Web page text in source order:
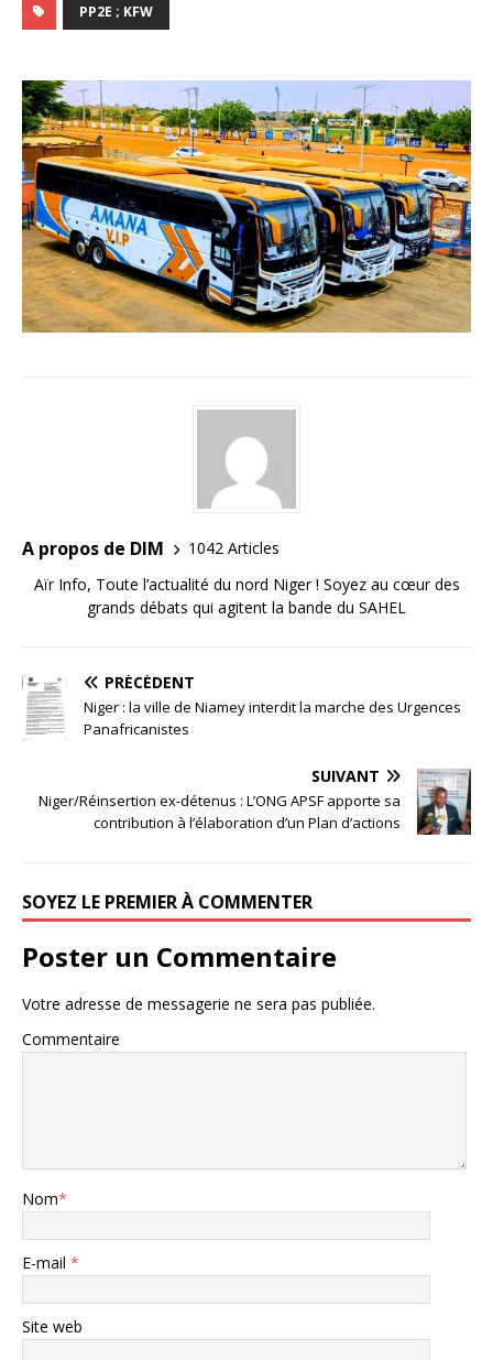
PP2E ; KFW
A propos de DIM
1042 Articles
Aïr Info, Toute l’actualité du nord Niger ! Soyez au cœur des
grands débats qui agitent la bande du SAHEL
PRÉCÉDENT
Niger : la ville de Niamey interdit la marche des Urgences
Panafricanistes
SUIVANT
Niger/Réinsertion ex-détenus : L’ONG APSF apporte sa
contribution à l’élaboration d’un Plan d’actions
SOYEZ LE PREMIER À COMMENTER
Poster un Commentaire
Votre adresse de messagerie ne sera pas publiée.
Commentaire
Nom*
E-mail *
Site web